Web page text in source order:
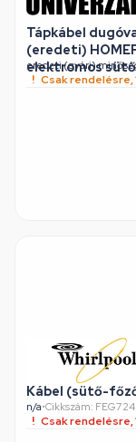
Tápkábel
(eredeti) HOMEFORT
elektromos sütő
eredeti (gyári)
Csak rendelésre,
Kábel (sütő-
n/a•Cikkszám: FEG724
Csak rendelésre,